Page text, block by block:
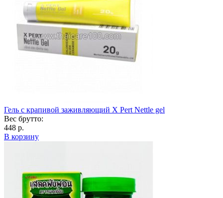
Гель с крапивой заживляющий X Pert Nettle gel
Вес брутто:
448 р.
В корзину